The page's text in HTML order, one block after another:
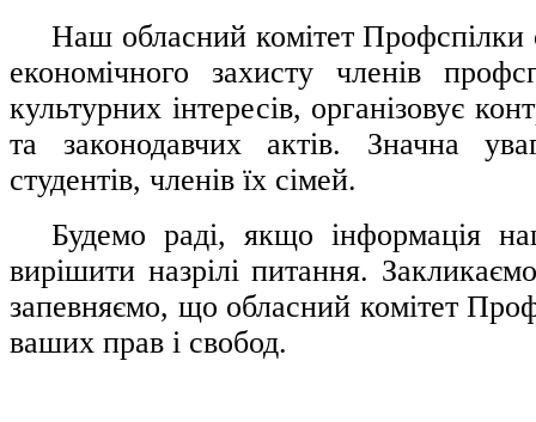
Наш обласний комітет Профспілки
економічного захисту членів
культурних інтересів, організовує
та законодавчих актів. Значна
студентів, членів їх сімей.
Будемо раді, якщо інформація
вирішити назрілі питання.
запевняємо, що обласний комітет
ваших прав і свобод.